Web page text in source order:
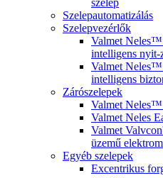
szelep
Szelepautomatizálás
Szelepvezérlők
Valmet
intelligens nyit-
Valmet
intelligens
Zárószelepek
Valmet
Valmet Neles
Valmet
üzemű
Egyéb szelepek
Excentrikus